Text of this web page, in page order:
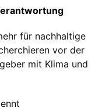
für nachhaltige
vor der
mit Klima und